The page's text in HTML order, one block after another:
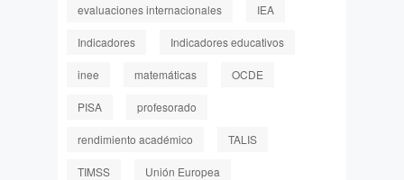
evaluaciones internacionales IEA
Indicadores Indicadores educativos
inee matemáticas OCDE
PISA profesorado
rendimiento académico TALIS
TIMSS Unión Europea